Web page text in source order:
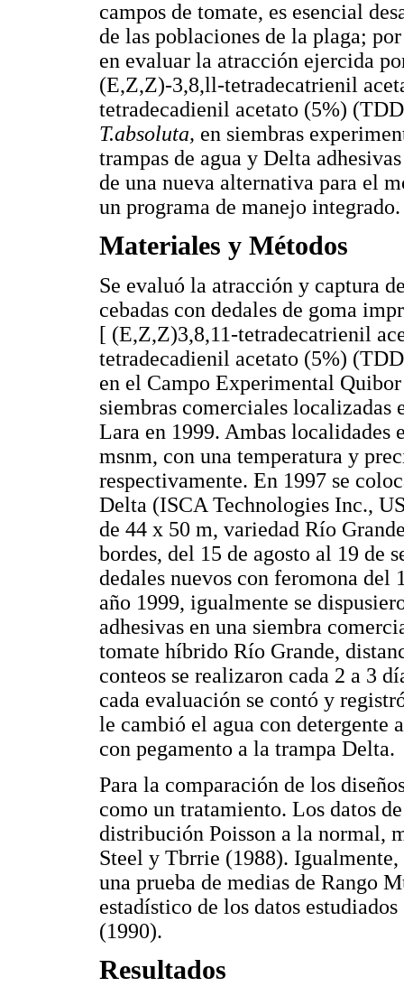
campos de tomate, es esencial
de las poblaciones de la plaga;
en evaluar la atracción ejercida
(E,Z,Z)-3,8,ll-tetradecatrienil
tetradecadienil acetato (5%)
T.absoluta, en siembras
trampas de agua y Delta
de una nueva alternativa para el
un programa de manejo integrado.
Materiales y Métodos
Se evaluó la atracción y captura
cebadas con dedales de goma
[ (E,Z,Z)3,8,11-tetradecatrienil
tetradecadienil acetato (5%)
en el Campo Experimental
siembras comerciales localizadas
Lara en 1999. Ambas localidades
msnm, con una temperatura y
respectivamente. En 1997 se
Delta (ISCA Technologies Inc.,
de 44 x 50 m, variedad Río
bordes, del 15 de agosto al 19 de
dedales nuevos con feromona del
año 1999, igualmente se
adhesivas en una siembra
tomate híbrido Río Grande,
conteos se realizaron cada 2 a 3
cada evaluación se contó y
le cambió el agua con detergente
con pegamento a la trampa Delta.
Para la comparación de los
como un tratamiento. Los datos
distribución Poisson a la normal,
Steel y Tbrrie (1988).
una prueba de medias de Rango
estadístico de los datos
(1990).
Resultados